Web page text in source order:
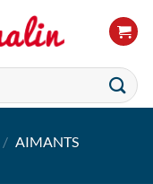
/ AIMANTS